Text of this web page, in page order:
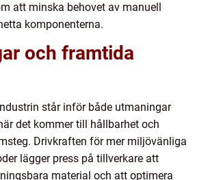
att minska behovet av manuell
komponenterna.
och framtida
står inför både utmaningar
det kommer till hållbarhet och
Drivkraften för mer miljövänliga
lägger press på tillverkare att
material och att optimera